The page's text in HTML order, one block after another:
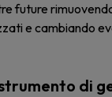
future
e cambiando
di